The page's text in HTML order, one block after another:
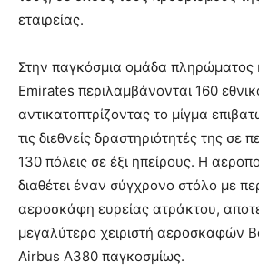
εταιρείας.
Στην παγκόσμια ομάδα πληρώματος
Emirates περιλαμβάνονται 160
αντικατοπτρίζοντας το μίγμα
τις διεθνείς δραστηριότητές της σε
130 πόλεις σε έξι ηπείρους. Η
διαθέτει έναν σύγχρονο στόλο με
αεροσκάφη ευρείας ατράκτου,
μεγαλύτερο χειριστή αεροσκαφών
Airbus A380 παγκοσμίως.